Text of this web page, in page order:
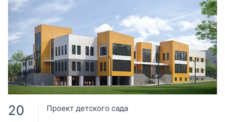
20 Проект детского сада